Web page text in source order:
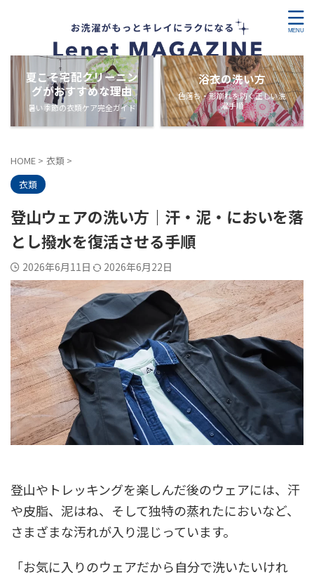
夏こそ宅配クリーニン
グがおすすめな理由
暑い季節の衣類ケア完全ガイド
浴衣の洗い方
色落ち・形崩れを防ぐ正しい洗
濯手順
HOME > 衣類 >
衣類
登山ウェアの洗い方｜汗・泥・においを落
とし撥水を復活させる手順
2026年6月11日 2026年6月22日
登山やトレッキングを楽しんだ後のウェアには、汗
や皮脂、泥はね、そして独特の蒸れたにおいなど、
さまざまな汚れが入り混じっています。
「お気に入りのウェアだから自分で洗いたいけれ